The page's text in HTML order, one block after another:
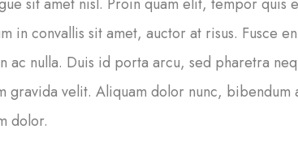
in convallis sit amet, auctor at risus. Fusce
ac nulla. Duis id porta arcu, sed pharetra
gravida velit. Aliquam dolor nunc,
dolor.